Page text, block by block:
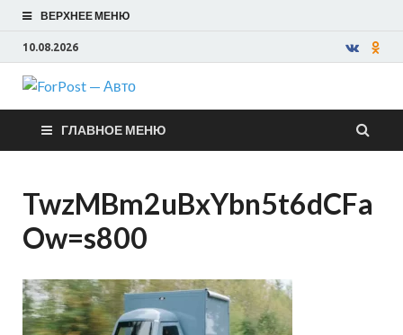
ВЕРХНЕЕ МЕНЮ
10.08.2026
ForPost —
Авто
ГЛАВНОЕ МЕНЮ
TwzMBm2uBxYbn5t6dCFa
Ow=s800